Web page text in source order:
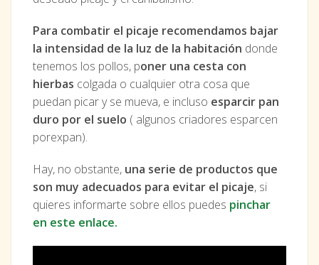
Para combatir el picaje recomendamos bajar
la intensidad de la luz de la habitación donde
tenemos los pollos, poner una cesta con
hierbas colgada o cualquier otra cosa que
puedan picar y se mueva, e incluso esparcir pan
duro por el suelo ( algunos criadores esparcen
porexpan).
Hay, no obstante, una serie de productos que
son muy adecuados para evitar el picaje, si
quieres informarte sobre ellos puedes pinchar
en este enlace.